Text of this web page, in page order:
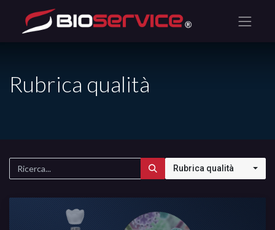
Rubrica qualità
Rubrica qualità